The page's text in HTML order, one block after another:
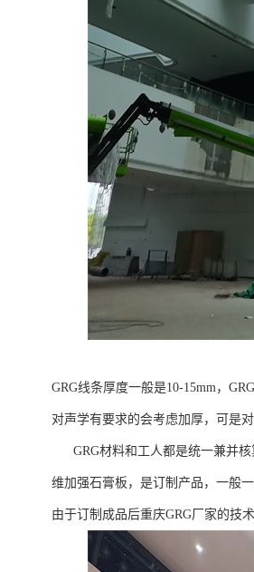
GRG线条厚度一般是10-15mm，
对声学有要求的会考虑加厚，可是
GRG材料和工人都是统一兼并核
维加强石膏板，是订制产品，一般
由于订制成品后重庆GRG厂家的技